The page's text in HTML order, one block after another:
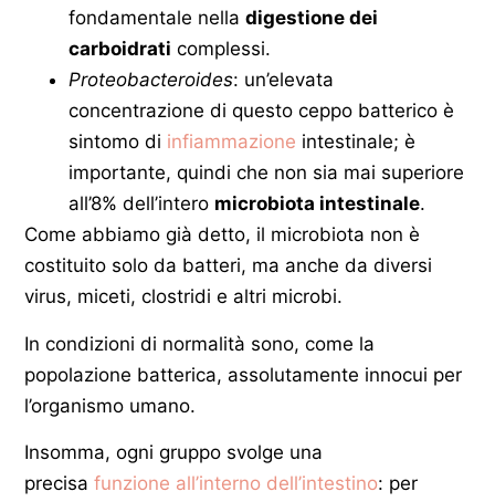
fondamentale nella digestione dei
carboidrati complessi.
Proteobacteroides: un’elevata
concentrazione di questo ceppo batterico è
sintomo di infiammazione intestinale; è
importante, quindi che non sia mai superiore
all’8% dell’intero microbiota intestinale.
Come abbiamo già detto, il microbiota non è
costituito solo da batteri, ma anche da diversi
virus, miceti, clostridi e altri microbi.
In condizioni di normalità sono, come la
popolazione batterica, assolutamente innocui per
l’organismo umano.
Insomma, ogni gruppo svolge una
precisa funzione all’interno dell’intestino: per